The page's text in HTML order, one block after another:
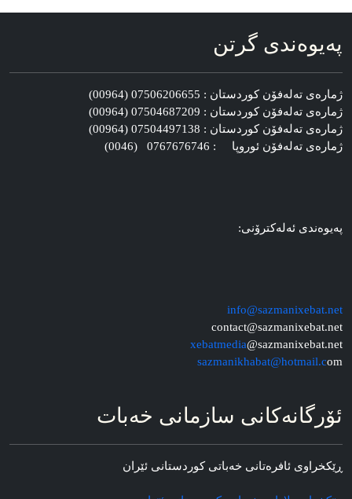
په‌یوه‌ندی گرتن
ژماره‌ی ته‌له‌فۆن کوردستان : 07506206655 (00964)
ژماره‌ی ته‌له‌فۆن کوردستان : 07504687209 (00964)
ژماره‌ی ته‌له‌فۆن کوردستان : 07504497138 (00964)
ژماره‌ی ته‌له‌فۆن ئوروپا : 0767676746 (0046)
په‌یوه‌ندی ئه‌له‌کترۆنی:
info@sazmanixebat.net
contact@sazmanixebat.net
xebatmedia@sazmanixebat.net
sazmanikhabat@hotmail.com
ئۆرگانه‌کانی سازمانی خه‌بات
ڕێکخراوی ئافره‌تانی خه‌باتی کوردستانی ئێران